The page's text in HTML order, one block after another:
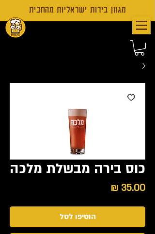
מגוון בירות ישראליות מהחבית
כוס בירה מבשלת מלכה
הוסיפו לסל